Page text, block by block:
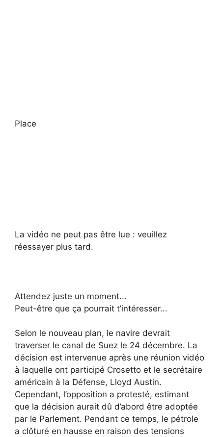
Place
La vidéo ne peut pas être lue : veuillez
réessayer plus tard.
Attendez juste un moment...
Peut-être que ça pourrait t’intéresser...
Selon le nouveau plan, le navire devrait
traverser le canal de Suez le 24 décembre. La
décision est intervenue après une réunion vidéo
à laquelle ont participé Crosetto et le secrétaire
américain à la Défense, Lloyd Austin.
Cependant, l’opposition a protesté, estimant
que la décision aurait dû d’abord être adoptée
par le Parlement. Pendant ce temps, le pétrole
a clôturé en hausse en raison des tensions